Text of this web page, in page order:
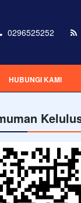
0296525252
HUBUNGI KAMI